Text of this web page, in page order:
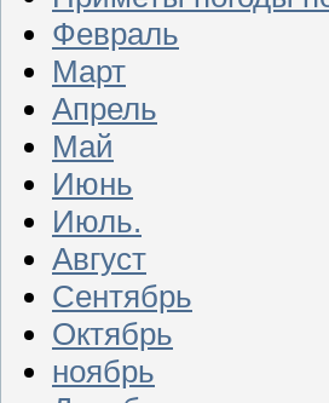
Февраль
Март
Апрель
Май
Июнь
Июль.
Август
Сентябрь
Октябрь
ноябрь